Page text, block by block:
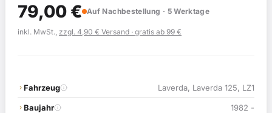
79,00 € Auf Nachbestellung · 5 Werktage
inkl. MwSt., zzgl. 4,90 € Versand · gratis ab 99 €
Fahrzeug Laverda, Laverda 125, LZ1
Baujahr 1982 -